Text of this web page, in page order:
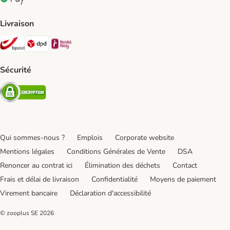
Google Pay Payment Method
Livraison
Bpost Shipping Method
DPD Shipping Method
Sécurité
Security
Qui sommes-nous ? Emplois
Corporate website
Mentions légales
Conditions Générales de Vente
DSA
Renoncer au contrat ici
Élimination des déchets
Contact
Frais et délai de livraison
Confidentialité
Moyens de paiement
Virement bancaire
Déclaration d'accessibilité
© zooplus SE 2026